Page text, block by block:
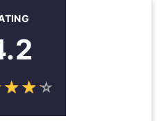
☆☆☆
★★★